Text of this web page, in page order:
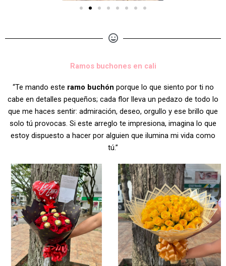
Ramos buchones en cali
“Te mando este ramo buchón porque lo que siento por ti no
cabe en detalles pequeños; cada flor lleva un pedazo de todo lo
que me haces sentir: admiración, deseo, orgullo y ese brillo que
solo tú provocas. Si este arreglo te impresiona, imagina lo que
estoy dispuesto a hacer por alguien que ilumina mi vida como
tú.”